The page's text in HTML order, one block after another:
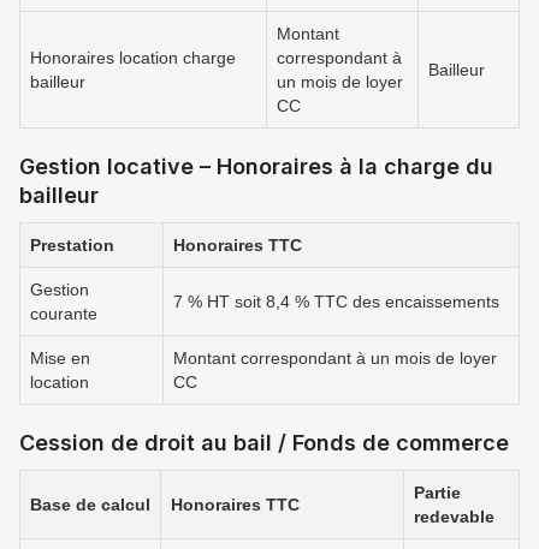
Honoraires location charge
bailleur
Montant
correspondant à
un mois de loyer
CC
Bailleur
Gestion locative – Honoraires à la charge du
bailleur
Prestation Honoraires TTC
Gestion
courante
7 % HT soit 8,4 % TTC des encaissements
Mise en
location
Montant correspondant à un mois de loyer
CC
Cession de droit au bail / Fonds de commerce
Base de calcul Honoraires TTC
Partie
redevable